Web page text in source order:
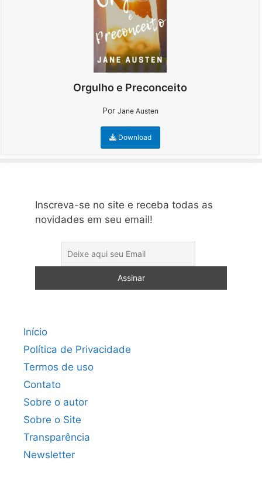
Orgulho e Preconceito
Por Jane Austen
Download
Inscreva-se no site e receba todas as
novidades em seu email!
Início
Política de Privacidade
Termos de uso
Contato
Sobre o autor
Sobre o Site
Transparência
Newsletter